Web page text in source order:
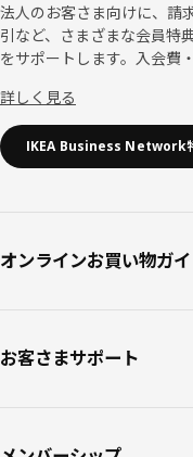
法人のお客さま向けに、請
引など、さまざまな会員特
をサポートします。入会費
詳しく見る
IKEA Business Network
オンラインお買い物ガ
お客さまサポート